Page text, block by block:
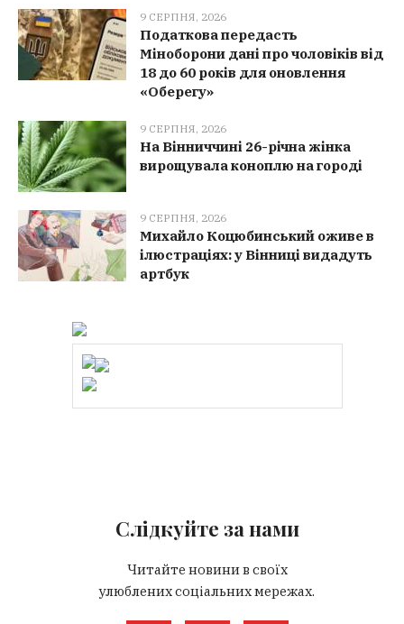
9 СЕРПНЯ, 2026
Податкова передасть
Міноборони дані про чоловіків від
18 до 60 років для оновлення
«Оберегу»
9 СЕРПНЯ, 2026
На Вінниччині 26-річна жінка
вирощувала коноплю на городі
9 СЕРПНЯ, 2026
Михайло Коцюбинський оживе в
ілюстраціях: у Вінниці видадуть
артбук
Слідкуйте за нами
Читайте новини в своїх
улюблених соціальних мережах.